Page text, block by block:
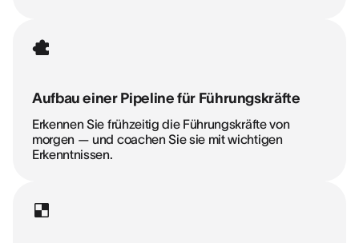
Aufbau einer Pipeline für Führungskräfte
Erkennen Sie frühzeitig die Führungskräfte von
morgen — und coachen Sie sie mit wichtigen
Erkenntnissen.